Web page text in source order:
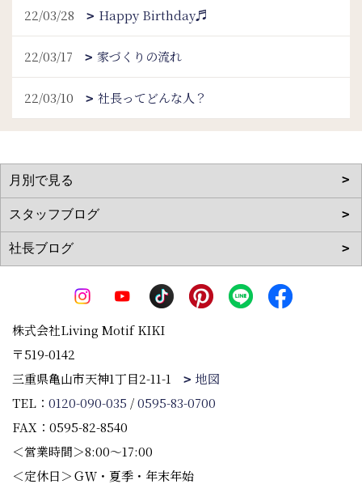
22/03/28 Happy Birthday♬
22/03/17 家づくりの流れ
22/03/10 社長ってどんな人？
株式会社Living Motif KIKI
〒519-0142
三重県亀山市天神1丁目2-11-1
地図
TEL： 0120-090-035 /0595-83-0700
FAX：0595-82-8540
＜営業時間＞8:00～17:00
＜定休日＞ＧＷ・夏季・年末年始